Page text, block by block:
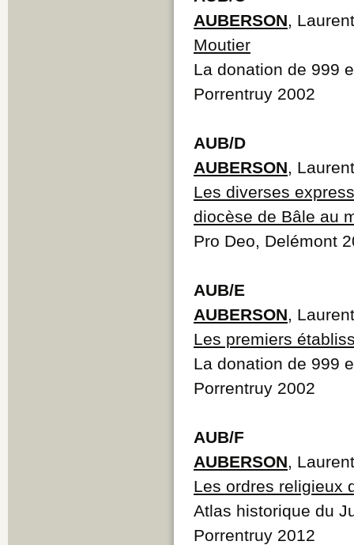
AUBERSON , Laurent
Moutier
La donation de 999
Porrentruy 2002
AUB/D
AUBERSON , Laurent
Les diverses
diocèse de Bâle au
Pro Deo, Delémont
AUB/E
AUBERSON , Laurent
Les premiers
La donation de 999
Porrentruy 2002
AUB/F
AUBERSON , Laurent
Les ordres religieux
Atlas historique du
Porrentruy 2012